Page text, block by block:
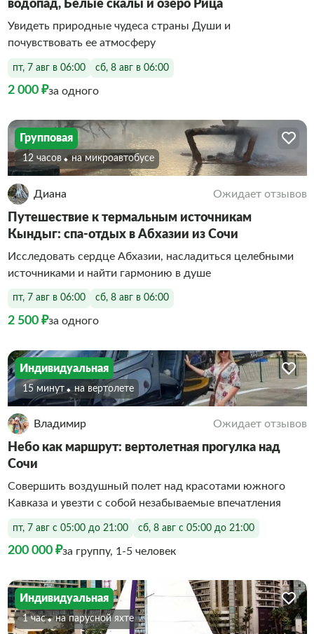
водопад, Белые скалы и озеро Рица
Увидеть природные чудеса страны Души и
почувствовать ее атмосферу
пт, 7 авг в 06:00 сб, 8 авг в 06:00
2 000 ₽за одного
Групповая
12 часов На микроавтобусе
Диана Ожидает отзывов
Путешествие к термальным источникам
Кындыг: спа-отдых в Абхазии из Сочи
Исследовать сердце Абхазии, насладиться целебными
источниками и найти гармонию в душе
пт, 7 авг в 06:00 сб, 8 авг в 06:00
2 500 ₽за одного
Индивидуальная
15 минут На вертолете
Владимир Ожидает отзывов
Небо как маршрут: вертолетная прогулка над
Сочи
Совершить воздушный полет над красотами южного
Кавказа и увезти с собой незабываемые впечатления
пт, 7 авг с 05:00 до 21:00 сб, 8 авг с 05:00 до 21:00
200 000 ₽за группу, 1-5 человек
Индивидуальная
1 час На парусной яхте